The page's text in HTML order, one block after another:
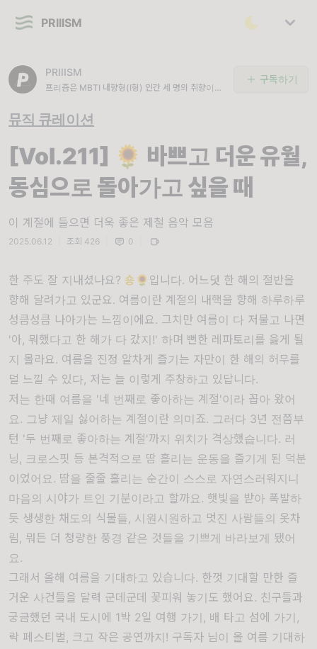
PRIIISM
PRIIISM
프리즘은 MBTI 내향형(I형) 인간 세 명의 취향이
구독하기
뮤직 큐레이션
[Vol.211] 🌻 바쁘고 더운 유월,
동심으로 돌아가고 싶을 때
이 계절에 들으면 더욱 좋은 제철 음악 모음
2025.06.12 조회 426 0
한 주도 잘 지내셨나요? 숑 🌻입니다. 어느덧 한 해의 절반을
향해 달려가고 있군요. 여름이란 계절의 내핵을 향해 하루하루
성큼성큼 나아가는 느낌이에요. 그치만 여름이 다 저물고 나면
'아, 뭐했다고 한 해가 다 갔지!' 하며 뻔한 레파토리를 읊게 될
지 몰라요. 여름을 진정 알차게 즐기는 자만이 한 해의 허무를
덜 느낄 수 있다, 저는 늘 이렇게 주창하고 있답니다.
저는 한때 여름을 '네 번째로 좋아하는 계절'이라 꼽아 왔어
요. 그냥 제일 싫어하는 계절이란 의미죠. 그러다 3년 전쯤부
턴 '두 번째로 좋아하는 계절'까지 위치가 격상했습니다. 러
닝, 크로스핏 등 본격적으로 땀 흘리는 운동을 즐기게 된 덕분
이었어요. 땀을 줄줄 흘리는 순간이 스스로 자연스러워지니
마음의 시야가 트인 기분이라고 할까요. 햇빛을 받아 폭발하
듯 생생한 채도의 식물들, 시원시원하고 멋진 사람들의 옷차
림, 뭐든 더 청량한 풍경 같은 것들을 기쁘게 바라보게 됐어
요.
그래서 올해 여름을 기대하고 있습니다. 한껏 기대할 만한 즐
거운 사건들을 달력 군데군데 꽃피워 놓기도 했어요. 친구들과
궁금했던 국내 도시에 1박 2일 여행 가기, 배 타고 섬에 가기,
락 페스티벌, 크고 작은 공연까지! 구독자 님이 올 여름 기대하